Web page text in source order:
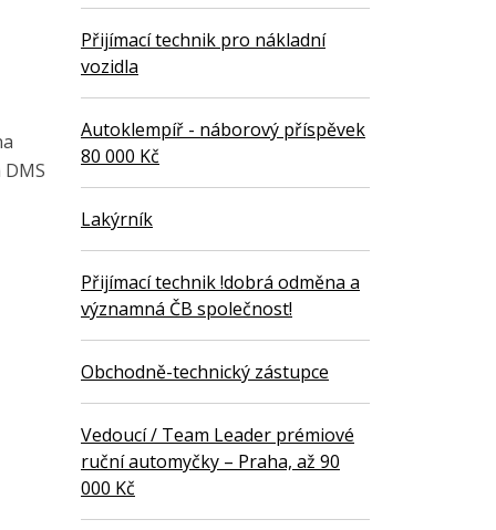
Přijímací technik pro nákladní
vozidla
Autoklempíř - náborový příspěvek
80 000 Kč
Lakýrník
Přijímací technik !dobrá odměna a
významná ČB společnost!
Obchodně-technický zástupce
Vedoucí / Team Leader prémiové
ruční automyčky – Praha, až 90
000 Kč